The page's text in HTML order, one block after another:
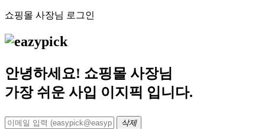
쇼핑몰 사장님 로그인
안녕하세요! 쇼핑몰 사장님
가장 쉬운 사입 이지픽 입니다.
삭제